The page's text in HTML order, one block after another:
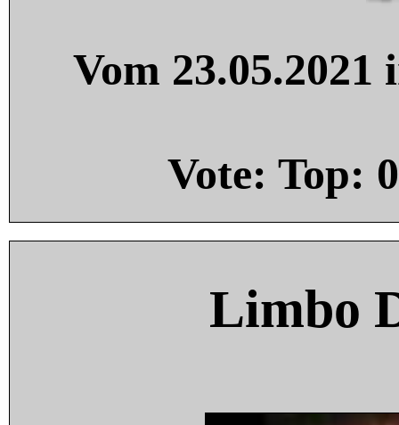
Vom
Vote: Top: 0
Limbo